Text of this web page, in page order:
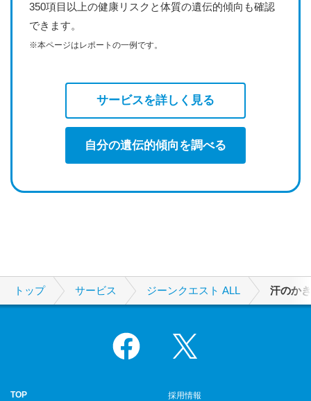
350項目以上の健康リスクと体質の遺伝的傾向も確認
できます。
※本ページはレポートの一例です。
サービスを詳しく見る
自分の遺伝的傾向を調べる
トップ サービス ジーンクエスト ALL 汗のか
Facebook
TOP
採用情報